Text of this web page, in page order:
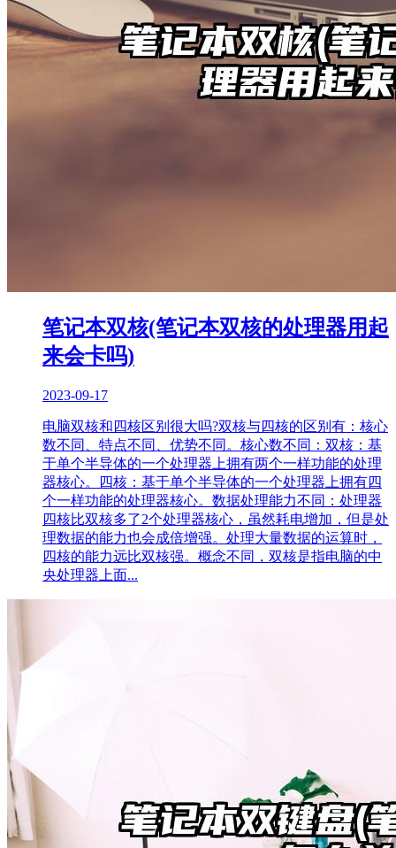
笔记本双核(笔记本双核的处理器用起
来会卡吗)
2023-09-17
电脑双核和四核区别很大吗?双核与四核的区别有：核心
数不同、特点不同、优势不同。核心数不同：双核：基
于单个半导体的一个处理器上拥有两个一样功能的处理
器核心。四核：基于单个半导体的一个处理器上拥有四
个一样功能的处理器核心。数据处理能力不同：处理器
四核比双核多了2个处理器核心，虽然耗电增加，但是处
理数据的能力也会成倍增强。处理大量数据的运算时，
四核的能力远比双核强。概念不同，双核是指电脑的中
央处理器上面...